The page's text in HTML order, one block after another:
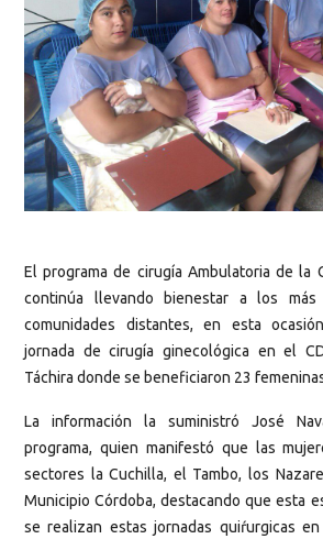
El programa de cirugía Ambulatoria de la
continúa llevando bienestar a los
comunidades distantes, en esta
jornada de cirugía ginecológica en el
Táchira donde se beneficiaron 23
La información la suministró José
programa, quien manifestó que las
sectores la Cuchilla, el Tambo, los
Municipio Córdoba, destacando que esta
se realizan estas jornadas quiŕurgicas